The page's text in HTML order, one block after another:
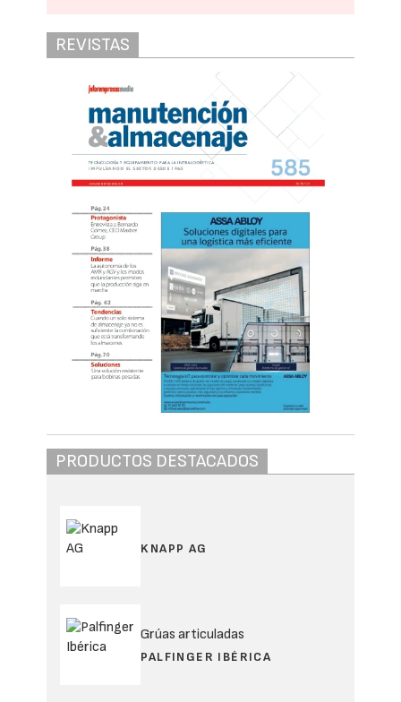
REVISTAS
PRODUCTOS DESTACADOS
KNAPP AG
Grúas articuladas
PALFINGER IBÉRICA